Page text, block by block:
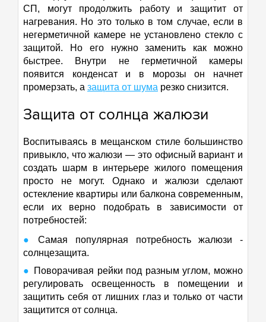
СП, могут продолжить работу и защитит от
нагревания. Но это только в том случае, если в
негерметичной камере не установлено стекло с
защитой. Но его нужно заменить как можно
быстрее. Внутри не герметичной камеры
появится конденсат и в морозы он начнет
промерзать, а защита от шума резко снизится.
Защита от солнца жалюзи
Воспитываясь в мещанском стиле большинство
привыкло, что жалюзи — это офисный вариант и
создать шарм в интерьере жилого помещения
просто не могут. Однако и жалюзи сделают
остекление квартиры или балкона современным,
если их верно подобрать в зависимости от
потребностей:
Самая популярная потребность жалюзи -
солнцезащита.
Поворачивая рейки под разным углом, можно
регулировать освещенность в помещении и
защитить себя от лишних глаз и только от части
защитится от солнца.